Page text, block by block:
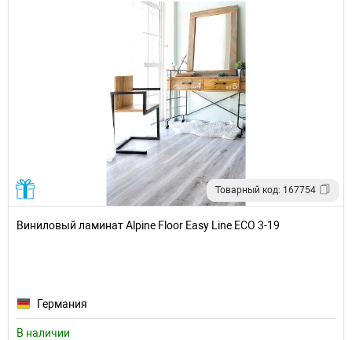
Товарный код: 167754
Виниловый ламинат Alpine Floor Easy Line ECO 3-19
Германия
В наличии